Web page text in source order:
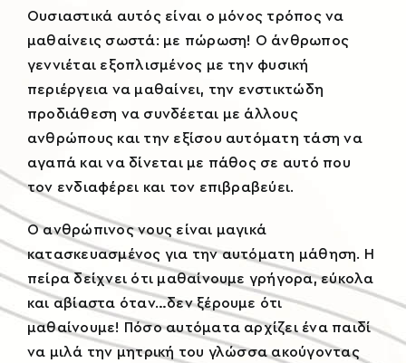
Ουσιαστικά αυτός είναι ο μόνος τρόπος να
μαθαίνεις σωστά: με πώρωση! Ο άνθρωπος
γεννιέται εξοπλισμένος με την φυσική
περιέργεια να μαθαίνει, την ενστικτώδη
προδιάθεση να συνδέεται με άλλους
ανθρώπους και την εξίσου αυτόματη τάση να
αγαπά και να δίνεται με πάθος σε αυτό που
τον ενδιαφέρει και τον επιβραβεύει.
Ο ανθρώπινος νους είναι μαγικά
κατασκευασμένος για την αυτόματη μάθηση. H
πείρα δείχνει ότι μαθαίνουμε γρήγορα, εύκολα
και αβίαστα όταν…δεν ξέρουμε ότι
μαθαίνουμε! Πόσο αυτόματα αρχίζει ένα παιδί
να μιλά την μητρική του γλώσσα ακούγοντας